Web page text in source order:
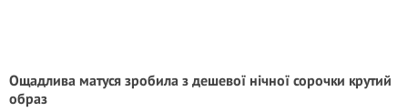
Ощадлива матуся зробила з дешевої нічної сорочки крутий
образ